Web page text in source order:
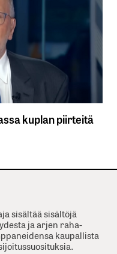
kuplan piirteitä
sisältää sisältöjä
ja arjen raha-
kaupallista